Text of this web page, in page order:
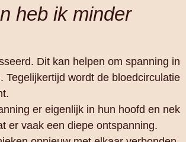
heb ik minder
Dit kan helpen om spanning in
Tegelijkertijd wordt de bloedcirculatie
er eigenlijk in hun hoofd en nek
er vaak een diepe ontspanning.